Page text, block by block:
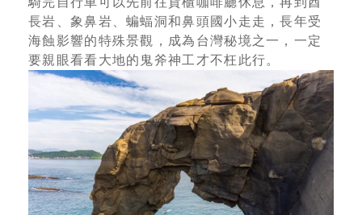
長岩、象鼻岩、蝙蝠洞和鼻頭國小走走，長年受
海蝕影響的特殊景觀，成為台灣秘境之一，一定
要親眼看看大地的鬼斧神工才不枉此行。